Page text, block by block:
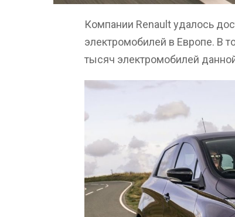
Компании Renault удалось
электромобилей в Европе. В
тысяч электромобилей